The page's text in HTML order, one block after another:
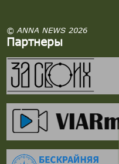
© ANNA NEWS 2026
Партнеры